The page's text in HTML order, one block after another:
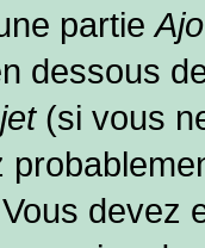
partie
dessous
(si vous
devez